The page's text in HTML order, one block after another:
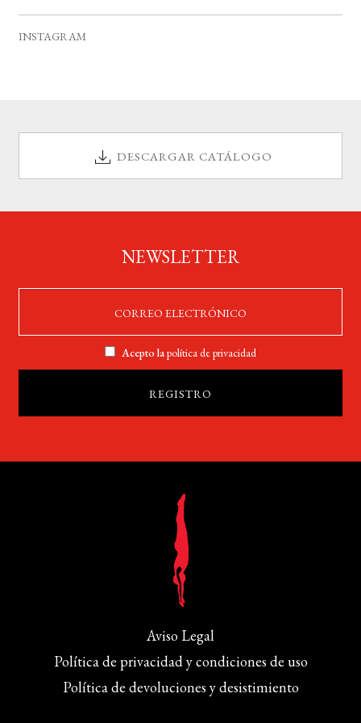
e
INSTAGRAM
DESCARGAR CATÁLOGO
NEWSLETTER
Acepto lapolítica de privacidad
Aviso Legal
Política de privacidad y condiciones de uso
Política de devoluciones y desistimiento